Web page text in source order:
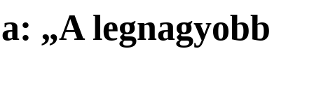
„A legnagyobb